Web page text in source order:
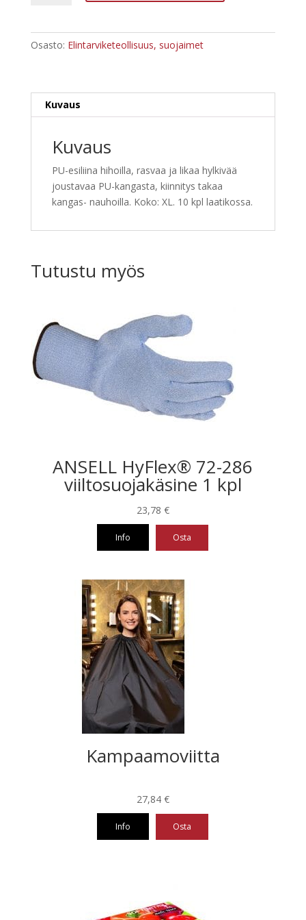
Osasto: Elintarviketeollisuus, suojaimet
Kuvaus
Kuvaus
PU-esiliina hihoilla, rasvaa ja likaa hylkivää
joustavaa PU-kangasta, kiinnitys takaa
kangas- nauhoilla. Koko: XL. 10 kpl laatikossa.
Tutustu myös
ANSELL HyFlex® 72-286
viiltosuojakäsine 1 kpl
23,78 €
Info Osta
muunnelma.
Kampaamoviitta
27,84 €
Info Osta